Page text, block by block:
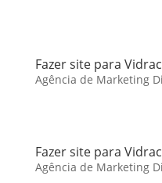
Fazer site para
Agência de Marketing
Fazer site para
Agência de Marketing